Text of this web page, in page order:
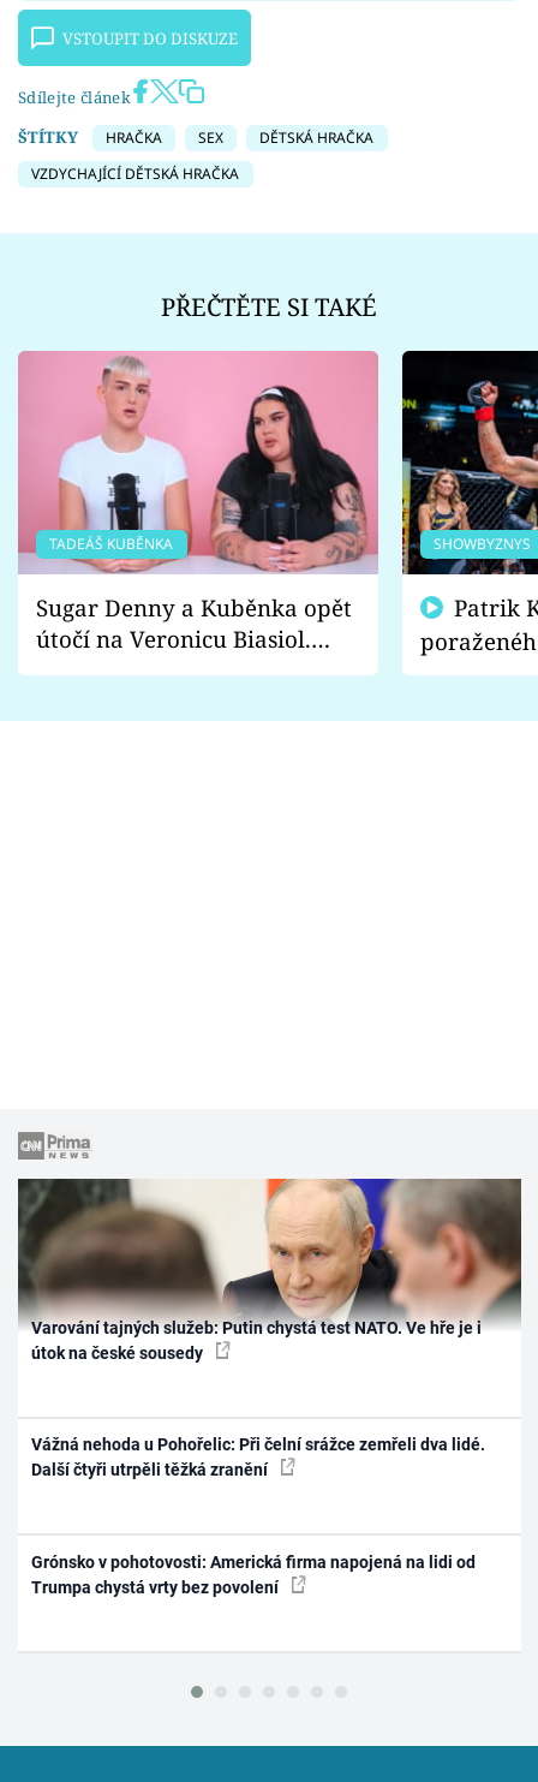
VSTOUPIT DO DISKUZE
Sdílejte článek
ŠTÍTKY
HRAČKA SEX
DĚTSKÁ HRAČKA
VZDYCHAJÍCÍ DĚTSKÁ HRAČKA
PŘEČTĚTE SI TAKÉ
TADEÁŠ KUBĚNKA
Sugar Denny a Kuběnka opět
útočí na Veronicu Biasiol.
Proč je podle nich falešná a
SHOWBYZNYS
fanoušci
Varování tajných služeb: Putin chystá test NATO. Ve hře je i
útok na české sousedy
Vážná nehoda u Pohořelic: Při čelní srážce zemřeli dva lidé.
Další čtyři utrpěli těžká zranění
Grónsko v pohotovosti: Americká firma napojená na lidi od
Trumpa chystá vrty bez povolení